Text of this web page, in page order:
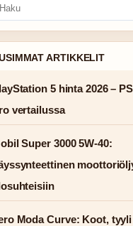
ARTIKKELIT
5 hinta 2026 –
vertailussa
Super 3000 5W-40:
Moda Curve: Koot,